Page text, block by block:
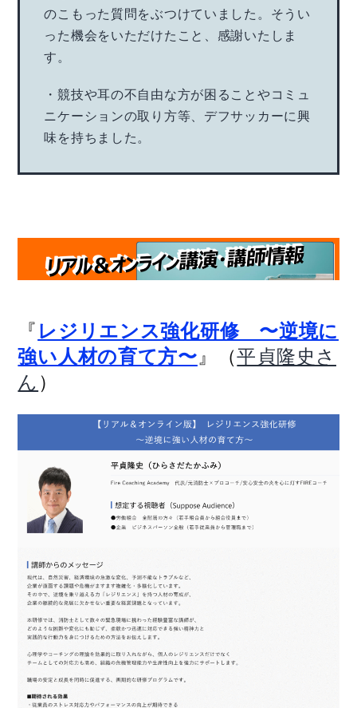
のこもった質問をぶつけていました。そうい
った機会をいただけたこと、感謝いたしま
す。
・競技や耳の不自由な方が困ることやコミュ
ニケーションの取り方等、デフサッカーに興
味を持ちました。
『 レジリエンス強化研修 〜逆境に
強い人材の育て方〜 』（平貞隆史さ
ん ）